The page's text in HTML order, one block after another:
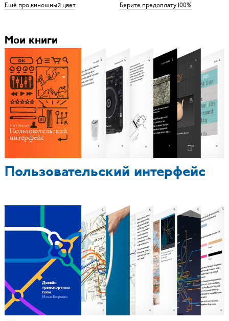
Ещё про киношный цвет Берите предоплату 100%
Мои книги
Пользовательский интерфейс